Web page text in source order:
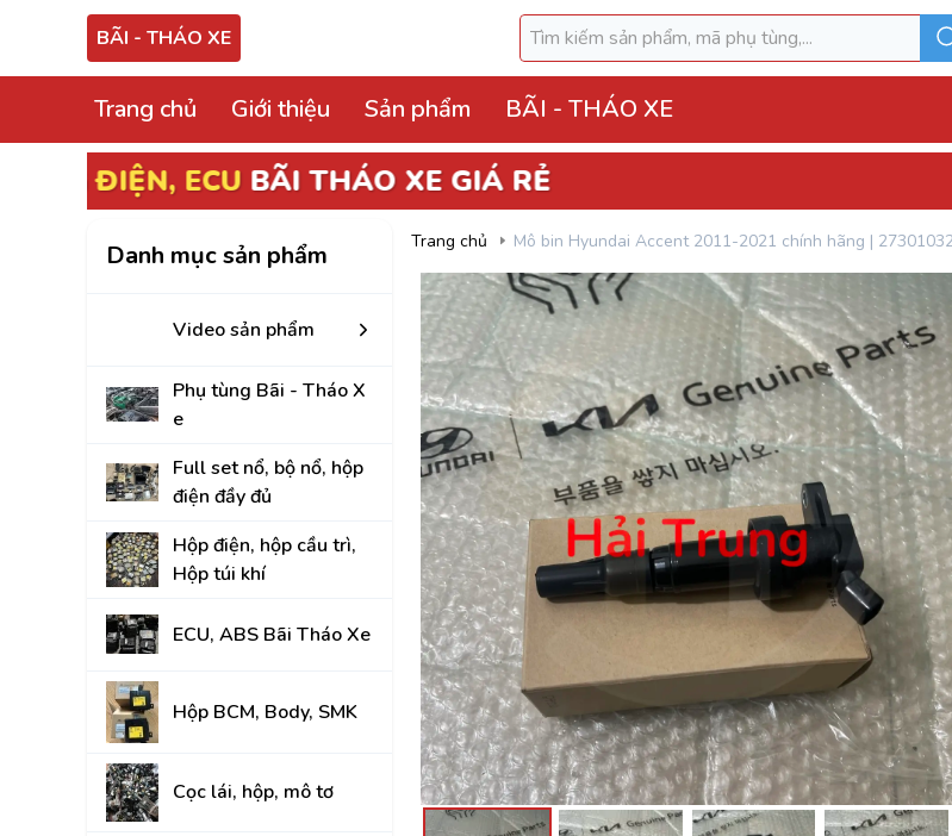
BÃI - THÁO XE
Trang chủ Giới thiệu Sản phẩm
Video sản phẩm
Phụ tùng Bãi - Tháo Xe
Hộp điện, hộp cầu trì, Hộp túi khí
ECU, ABS Bãi Tháo Xe
Hộp BCM, Body, SMK
Cọc lái, hộp, mô tơ
Bảng công tắc điều hòa AC
Đồng hồ táp lô
Gương Đèn Bãi - Tháo Xe
Thân vỏ Bãi Tháo Xe
Nắp Capo, Cốp Sau, Cánh Cửa
Ốp nhựa nội thất trong xe
Mâm lốp, Lazang
BÃI - THÁO XE
Danh mục sản phẩm
Video sản phẩm
Phụ tùng Bãi - Tháo X
e
Full set nổ, bộ nổ, hộp
điện đầy đủ
Hộp điện, hộp cầu trì,
Hộp túi khí
ECU, ABS Bãi Tháo Xe
Hộp BCM, Body, SMK
Cọc lái, hộp, mô tơ
Trang chủ Mô bin Hyundai Accent 2011-2021 chính hãng |